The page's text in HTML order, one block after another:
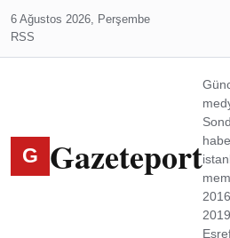
6 Ağustos 2026, Perşembe
RSS
G Gazeteport